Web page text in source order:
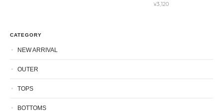
¥3,120
CATEGORY
NEW ARRIVAL
OUTER
TOPS
BOTTOMS